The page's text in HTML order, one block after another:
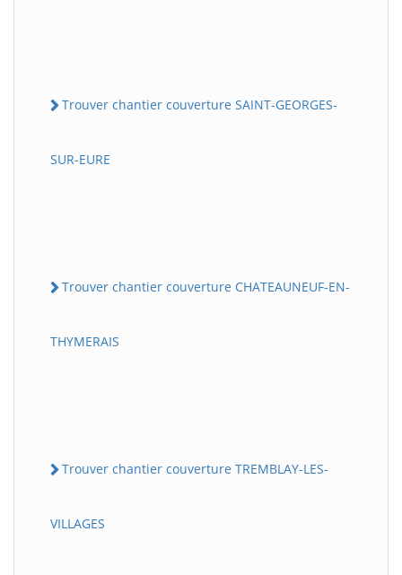
Trouver chantier couverture SAINT-GEORGES-
SUR-EURE
Trouver chantier couverture CHATEAUNEUF-EN-
THYMERAIS
Trouver chantier couverture TREMBLAY-LES-
VILLAGES